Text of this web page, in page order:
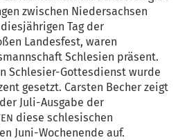
zwi­schen Nie­der­sach­sen
Tag der
Lan­des­fest, waren
Schle­si­en prä­sent.
Schle­si­er-Got­tes­dienst wur­de
gesetzt. Cars­ten Becher zeigt
Juli-Aus­ga­be der
die­se schle­si­schen
Juni-Wochen­en­de auf.